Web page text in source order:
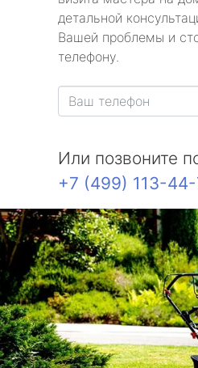
детальной
Вашей проблемы и
телефону.
Или позвоните
+7 (499) 113-